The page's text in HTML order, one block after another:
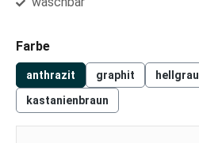
Farbeauswählen
anthrazit graphit hellgrau
kastanienbraun